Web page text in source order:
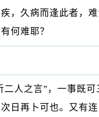
，久病而逢此者，
何难耶？
人之言”，一事既
日再卜可也。又有